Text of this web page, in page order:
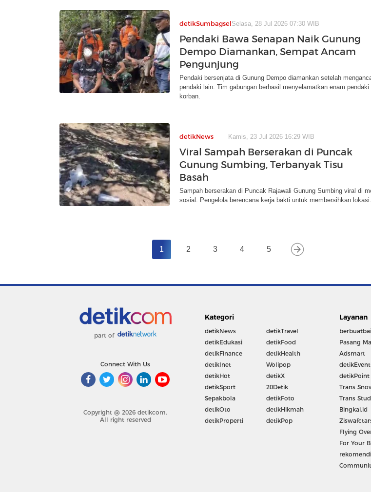
detikSumbagselSelasa, 28 Jul 2026 07:30 WIB
Pendaki Bawa Senapan Naik Gunung
Dempo Diamankan, Sempat Ancam
Pengunjung
Pendaki bersenjata di Gunung Dempo diamankan setelah
pendaki lain. Tim gabungan berhasil menyelamatkan enam pendaki
korban.
detikNews Kamis, 23 Jul 2026 16:29 WIB
Viral Sampah Berserakan di Puncak
Gunung Sumbing, Terbanyak Tisu
Basah
Sampah berserakan di Puncak Rajawali Gunung Sumbing viral di
sosial. Pengelola berencana kerja bakti untuk membersihkan lokasi.
1 2 3 4 5
part of
Connect With Us
Copyright @ 2026 detikcom.
All right reserved
Kategori
detikNews
detikEdukasi
detikFinance
detikInet
detikHot
detikSport
Sepakbola
detikOto
detikProperti
detikTravel
detikFood
detikHealth
Wolipop
detikX
20Detik
detikFoto
detikHikmah
detikPop
Layanan
Pasang
Adsmart
detikEvent
detikPoint
Trans
Trans
Bingkai.id
Flying
For Your